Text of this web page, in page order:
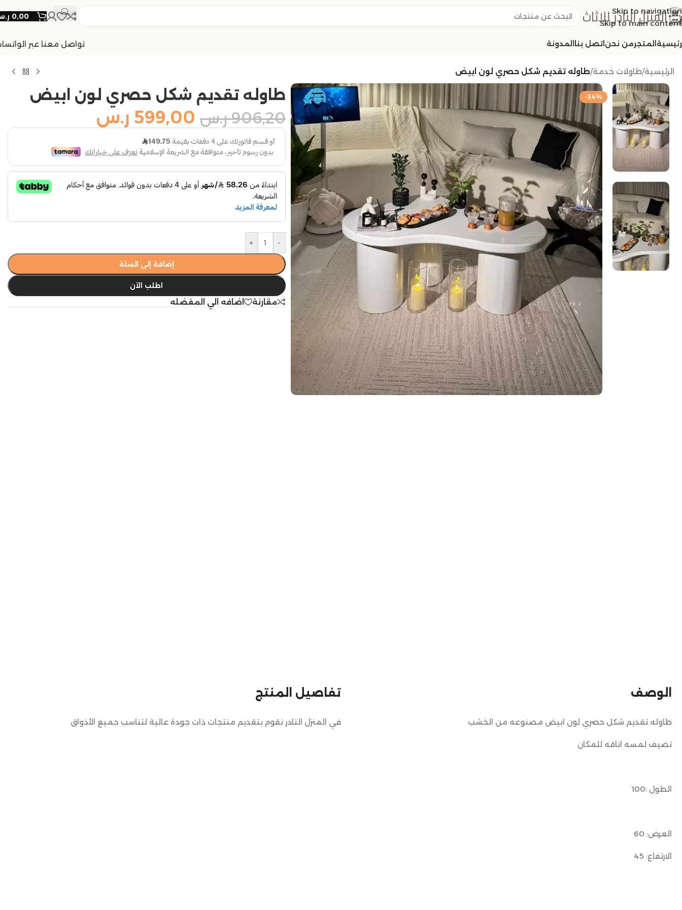
Skip to navigation
Skip to main content
0,00
المتجرمن نحن اتصل بنا المدونة تواصل معنا عبر
الرئيسية/طاولات خدمة/طاوله تقديم شكل حصري لون ابيض
-34% طاوله تقديم شكل حصري لون ابيض
906,20 ر.س 599,00 ر.س
-
+
إضافة إلى السلة
اطلب الآن
مقارنة اضافه الي المفضله
تفاصيل المنتج
في المنزل النادر نقوم بتقديم منتجات ذات جودة عالية لتناسب جميع الأذواق
الوصف
طاوله تقديم شكل حصري لون ابيض مصنوعه من الخشب
تضيف لمسه اناقه للمكان
الطول :100
العرض: 60
الارتفاع: 45